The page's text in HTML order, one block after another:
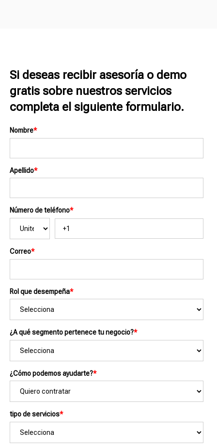
Si deseas recibir asesoría o demo
gratis sobre nuestros servicios
completa el siguiente formulario.
Nombre*
Apellido*
Número de teléfono*
Correo*
Rol que desempeña*
¿A qué segmento pertenece tu negocio?*
¿Cómo podemos ayudarte?*
tipo de servicios*